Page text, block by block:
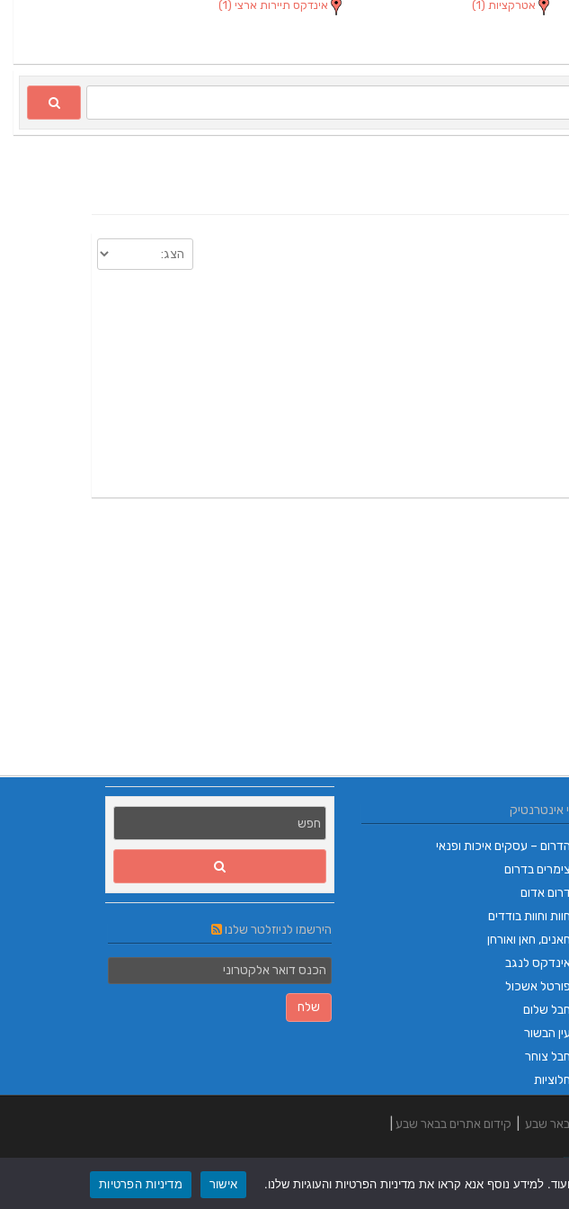
אטרקציות (1) אינדקס תיירות ארצי (1)
הירשמו לניוזלטר שלנו
אינטרנטיק
הדרום – עסקים איכות ופנאי
צימרים בדרום
אדום
חוות וחוות בודדים
חאנים, חאן ואורחן
לנגב
פורטל אשכול
חבל שלום
עין הבשור
חבל צוחר
חלוציות
שבע קידום אתרים בבאר שבע
למידע נוסף אנא קראו את מדיניות הפרטיות והעוגיות שלנו. אישור מדיניות הפרטיות